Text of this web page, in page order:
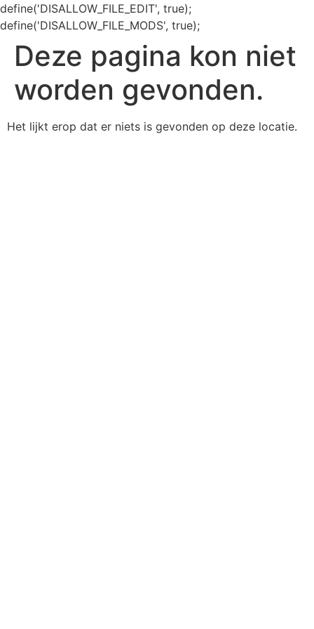
define('DISALLOW_FILE_EDIT', true);
define('DISALLOW_FILE_MODS', true);
Deze pagina kon niet
worden gevonden.
Het lijkt erop dat er niets is gevonden op deze locatie.